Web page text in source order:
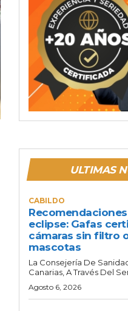
ULTIMAS
CABILDO
eclipse: Gafas
cámaras sin filtro
mascotas
La Consejería De
Canarias, A Través Del
Agosto 6, 2026